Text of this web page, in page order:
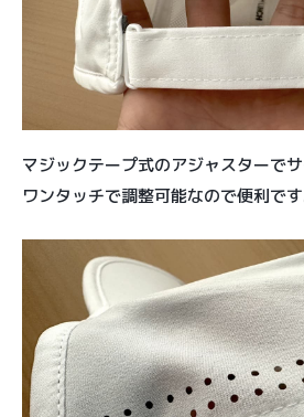
マジックテープ式のアジャスターで
ワンタッチで調整可能なので便利です